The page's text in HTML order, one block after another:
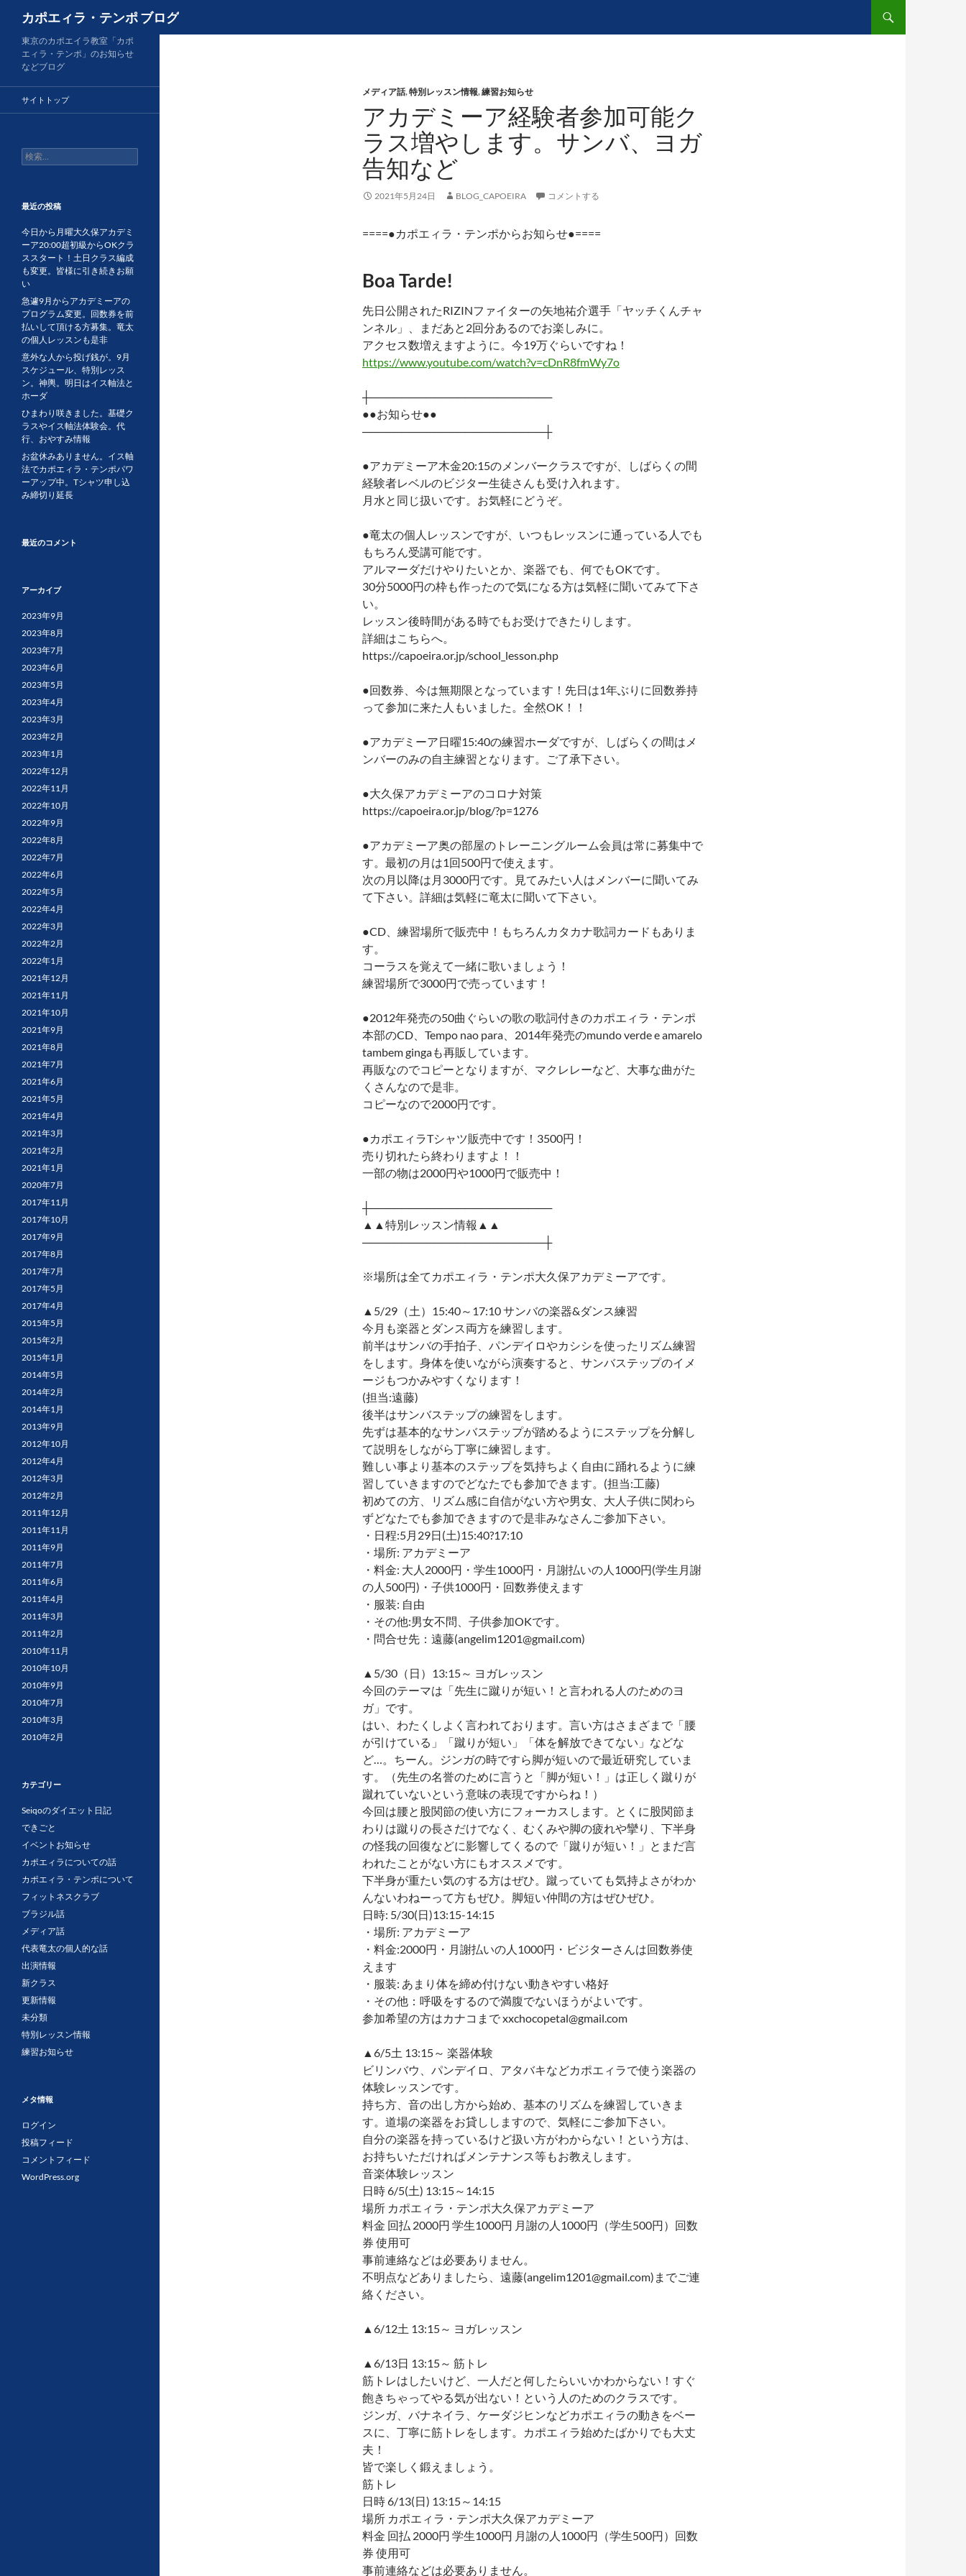
ツ
カポエィラ・テンポ ブログ
メディア話,特別レッスン情報,練習お知らせ
アカデミーア経験者参加可能ク
ラス増やします。サンバ、ヨガ
告知など
2021年5月24日 BLOG_CAPOEIRA コメントする
====●カポエィラ・テンポからお知らせ●====
Boa Tarde!
先日公開されたRIZINファイターの矢地祐介選手「ヤッチくんチャ
ンネル」、まだあと2回分あるのでお楽しみに。
アクセス数増えますように。今19万ぐらいですね！
https://www.youtube.com/watch?v=cDnR8fmWy7o
┼───────────────────────
●●お知らせ●●
───────────────────────┼
●アカデミーア木金20:15のメンバークラスですが、しばらくの間
経験者レベルのビジター生徒さんも受け入れます。
月水と同じ扱いです。お気軽にどうぞ。
●竜太の個人レッスンですが、いつもレッスンに通っている人でも
もちろん受講可能です。
アルマーダだけやりたいとか、楽器でも、何でもOKです。
30分5000円の枠も作ったので気になる方は気軽に聞いてみて下さ
い。
レッスン後時間がある時でもお受けできたりします。
詳細はこちらへ。
https://capoeira.or.jp/school_lesson.php
●回数券、今は無期限となっています！先日は1年ぶりに回数券持
って参加に来た人もいました。全然OK！！
●アカデミーア日曜15:40の練習ホーダですが、しばらくの間はメ
ンバーのみの自主練習となります。ご了承下さい。
●大久保アカデミーアのコロナ対策
https://capoeira.or.jp/blog/?p=1276
●アカデミーア奥の部屋のトレーニングルーム会員は常に募集中で
す。最初の月は1回500円で使えます。
次の月以降は月3000円です。見てみたい人はメンバーに聞いてみ
て下さい。詳細は気軽に竜太に聞いて下さい。
●CD、練習場所で販売中！もちろんカタカナ歌詞カードもありま
す。
コーラスを覚えて一緒に歌いましょう！
練習場所で3000円で売っています！
●2012年発売の50曲ぐらいの歌の歌詞付きのカポエィラ・テンポ
本部のCD、Tempo nao para、2014年発売のmundo verde e amarelo
tambem gingaも再販しています。
再販なのでコピーとなりますが、マクレレーなど、大事な曲がた
くさんなので是非。
コピーなので2000円です。
●カポエィラTシャツ販売中です！3500円！
売り切れたら終わりますよ！！
一部の物は2000円や1000円で販売中！
┼───────────────────────
▲▲特別レッスン情報▲▲
───────────────────────┼
※場所は全てカポエィラ・テンポ大久保アカデミーアです。
▲5/29（土）15:40～17:10 サンバの楽器&ダンス練習
今月も楽器とダンス両方を練習します。
前半はサンバの手拍子、パンデイロやカシシを使ったリズム練習
をします。身体を使いながら演奏すると、サンバステップのイメ
ージもつかみやすくなります！
(担当:遠藤)
後半はサンバステップの練習をします。
先ずは基本的なサンバステップが踏めるようにステップを分解し
て説明をしながら丁寧に練習します。
難しい事より基本のステップを気持ちよく自由に踊れるように練
習していきますのでどなたでも参加できます。(担当:工藤)
初めての方、リズム感に自信がない方や男女、大人子供に関わら
ずどなたでも参加できますので是非みなさんご参加下さい。
・日程:5月29日(土)15:40?17:10
・場所: アカデミーア
・料金: 大人2000円・学生1000円・月謝払いの人1000円(学生月謝
の人500円)・子供1000円・回数券使えます
・服装: 自由
・その他:男女不問、子供参加OKです。
・問合せ先：遠藤(angelim1201@gmail.com)
▲5/30（日）13:15～ ヨガレッスン
今回のテーマは「先生に蹴りが短い！と言われる人のためのヨ
ガ」です。
はい、わたくしよく言われております。言い方はさまざまで「腰
が引けている」「蹴りが短い」「体を解放できてない」などな
ど…。ちーん。ジンガの時ですら脚が短いので最近研究していま
す。（先生の名誉のために言うと「脚が短い！」は正しく蹴りが
蹴れていないという意味の表現ですからね！）
今回は腰と股関節の使い方にフォーカスします。とくに股関節ま
わりは蹴りの長さだけでなく、むくみや脚の疲れや攣り、下半身
の怪我の回復などに影響してくるので「蹴りが短い！」とまだ言
われたことがない方にもオススメです。
下半身が重たい気のする方はぜひ。蹴っていても気持よさがわか
んないわねーって方もぜひ。脚短い仲間の方はぜひぜひ。
日時: 5/30(日)13:15-14:15
・場所: アカデミーア
・料金:2000円・月謝払いの人1000円・ビジターさんは回数券使
えます
・服装: あまり体を締め付けない動きやすい格好
・その他：呼吸をするので満腹でないほうがよいです。
参加希望の方はカナコまで xxchocopetal@gmail.com
▲6/5土 13:15～ 楽器体験
ビリンバウ、パンデイロ、アタバキなどカポエィラで使う楽器の
体験レッスンです。
持ち方、音の出し方から始め、基本のリズムを練習していきま
す。道場の楽器をお貸ししますので、気軽にご参加下さい。
自分の楽器を持っているけど扱い方がわからない！という方は、
お持ちいただければメンテナンス等もお教えします。
音楽体験レッスン
日時 6/5(土) 13:15～14:15
場所 カポエィラ・テンポ大久保アカデミーア
料金 回払 2000円 学生1000円 月謝の人1000円（学生500円）回数
券 使用可
事前連絡などは必要ありません。
不明点などありましたら、遠藤(angelim1201@gmail.com)までご連
絡ください。
▲6/12土 13:15～ ヨガレッスン
▲6/13日 13:15～ 筋トレ
筋トレはしたいけど、一人だと何したらいいかわからない！すぐ
飽きちゃってやる気が出ない！という人のためのクラスです。
ジンガ、バナネイラ、ケーダジヒンなどカポエィラの動きをベー
スに、丁寧に筋トレをします。カポエィラ始めたばかりでも大丈
夫！
皆で楽しく鍛えましょう。
筋トレ
日時 6/13(日) 13:15～14:15
場所 カポエィラ・テンポ大久保アカデミーア
料金 回払 2000円 学生1000円 月謝の人1000円（学生500円）回数
券 使用可
事前連絡などは必要ありません。
東京のカポエイラ教室「カポ
エィラ・テンポ」のお知らせ
などブログ
サイトトップ
検
索:
最近の投稿
今日から月曜大久保アカデミ
ーア20:00超初級からOKクラ
ススタート！土日クラス編成
も変更。皆様に引き続きお願
い
急遽9月からアカデミーアの
プログラム変更。回数券を前
払いして頂ける方募集。竜太
の個人レッスンも是非
意外な人から投げ銭が。9月
スケジュール、特別レッス
ン。神輿。明日はイス軸法と
ホーダ
ひまわり咲きました。基礎ク
ラスやイス軸法体験会。代
行、おやすみ情報
お盆休みありません。イス軸
法でカポエィラ・テンポパワ
ーアップ中。Tシャツ申し込
み締切り延長
最近のコメント
アーカイブ
2023年9月
2023年8月
2023年7月
2023年6月
2023年5月
2023年4月
2023年3月
2023年2月
2023年1月
2022年12月
2022年11月
2022年10月
2022年9月
2022年8月
2022年7月
2022年6月
2022年5月
2022年4月
2022年3月
2022年2月
2022年1月
2021年12月
2021年11月
2021年10月
2021年9月
2021年8月
2021年7月
2021年6月
2021年5月
2021年4月
2021年3月
2021年2月
2021年1月
2020年7月
2017年11月
2017年10月
2017年9月
2017年8月
2017年7月
2017年5月
2017年4月
2015年5月
2015年2月
2015年1月
2014年5月
2014年2月
2014年1月
2013年9月
2012年10月
2012年4月
2012年3月
2012年2月
2011年12月
2011年11月
2011年9月
2011年7月
2011年6月
2011年4月
2011年3月
2011年2月
2010年11月
2010年10月
2010年9月
2010年7月
2010年3月
2010年2月
カテゴリー
Seiqoのダイエット日記
できごと
イベントお知らせ
カポエィラについての話
カポエィラ・テンポについて
フィットネスクラブ
ブラジル話
メディア話
代表竜太の個人的な話
出演情報
新クラス
更新情報
未分類
特別レッスン情報
練習お知らせ
メタ情報
ログイン
投稿フィード
コメントフィード
WordPress.org